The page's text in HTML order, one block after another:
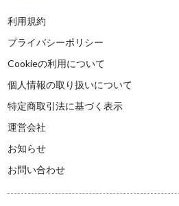
利用規約
プライバシーポリシー
Cookieの利用について
個人情報の取り扱いについて
特定商取引法に基づく表示
運営会社
お知らせ
お問い合わせ